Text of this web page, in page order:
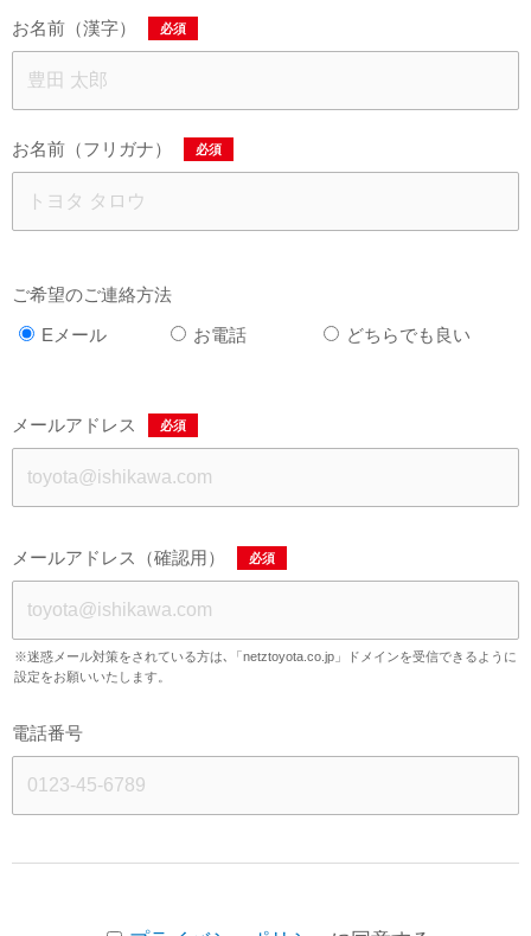
お名前（漢字） 必須
お名前（フリガナ） 必須
ご希望のご連絡方法
Eメール
お電話 どちらでも良い
メールアドレス 必須
メールアドレス（確認用） 必須
※迷惑メール対策をされている方は､「netztoyota.co.jp」ドメインを受信できるように
設定をお願いいたします。
電話番号